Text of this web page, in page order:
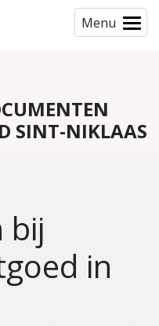
Menu
SINT-NIKLAAS
bij
in